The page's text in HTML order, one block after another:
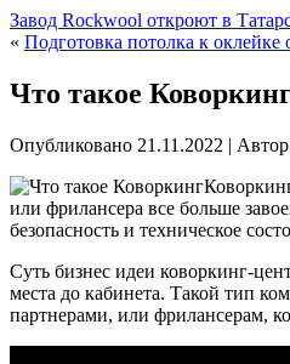
Завод Rockwool откроют в
« Подготовка потолка к оклейке
Что такое
Опубликовано 21.11.2022 |
или фрилансера все больше
безопасность и техническое
Суть бизнес идеи коворкинг-
места до кабинета. Такой тип
партнерами, или фрилансерам,